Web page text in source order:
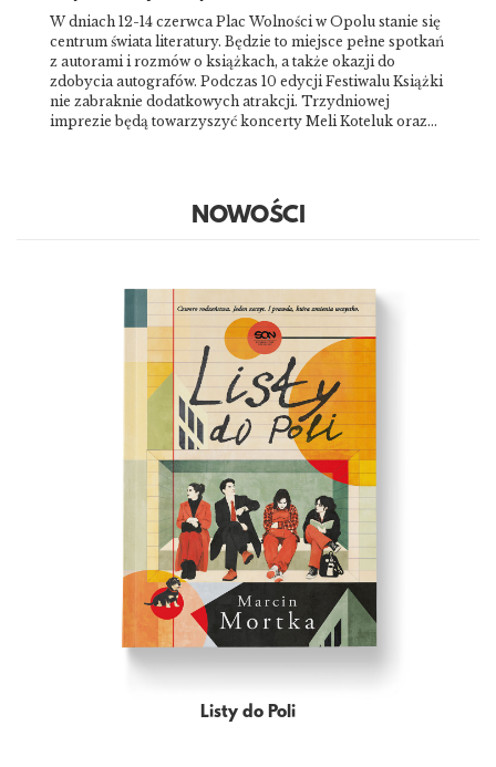
W dniach 12-14 czerwca Plac Wolności w Opolu stanie się
centrum świata literatury. Będzie to miejsce pełne spotkań
z autorami i rozmów o książkach, a także okazji do
zdobycia autografów. Podczas 10 edycji Festiwalu Książki
nie zabraknie dodatkowych atrakcji. Trzydniowej
imprezie będą towarzyszyć koncerty Meli Koteluk oraz…
NOWOŚCI
Listy do Poli